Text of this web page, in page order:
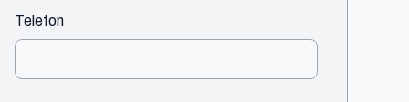
Telefon